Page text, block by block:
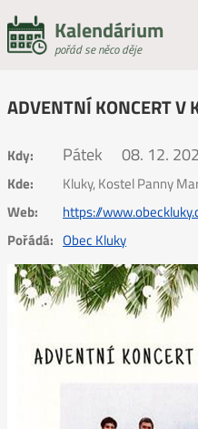
Kalendárium
pořád se něco děje
ADVENTNÍ KONCERT V
Kdy: Pátek 08. 12.
Kde: Kluky, Kostel Panny
Web:
https://
Pořádá: Obec Kluky